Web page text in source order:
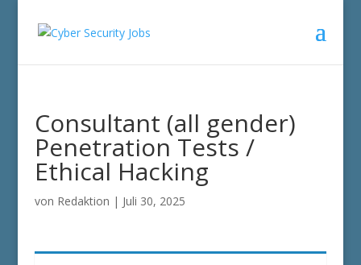
Consultant (all gender)
Penetration Tests /
Ethical Hacking
von Redaktion | Juli 30, 2025